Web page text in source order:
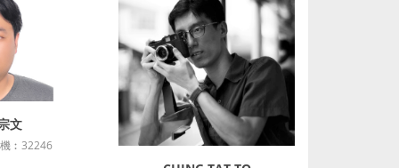
訊
文
︰32246